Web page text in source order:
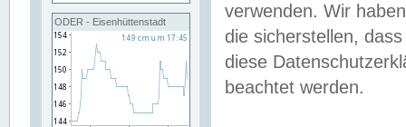
ODER - Eisenhüttenstadt
verwenden. Wir
die sicherstellen,
diese
beachtet werden.